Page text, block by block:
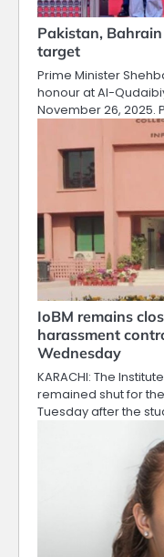
Pakistan,
target
Prime Minister
honour at Al-
November 26, 2025.
IoBM remains
harassment
Wednesday
KARACHI: The
remained shut for
Tuesday after the